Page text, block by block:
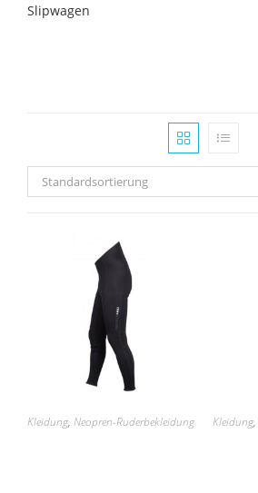
Slipwagen
Standardsortierung
Kleidung, Neopren-Ruderbekleidung Kleidung,